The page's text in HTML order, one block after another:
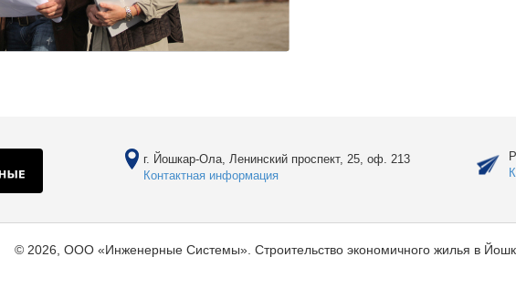
г. Йошкар-Ола, Ленинский проспект, 25, оф. 213
Контактная информация
© 2026, ООО «Инженерные Системы». Строительство экономичного жилья в